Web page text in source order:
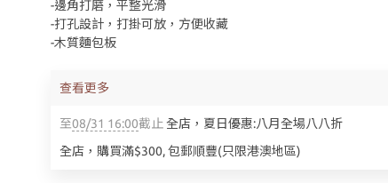
-邊角打磨，平整光滑
-打孔設計，打掛可放，方便收藏
-木質麵包板
至08/31 16:00截止全店，夏日優惠:八月全場八八折
全店，購買滿$300, 包郵順豐(只限港澳地區)
查看更多